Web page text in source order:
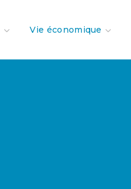
Vie économique